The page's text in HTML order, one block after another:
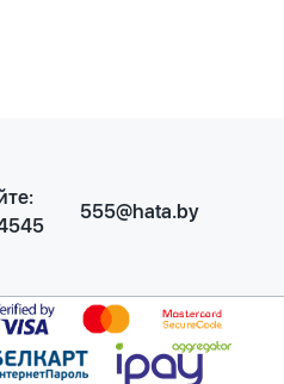
555@hata.by